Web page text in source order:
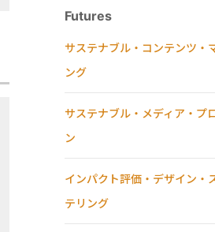
Futures
サステナブル・コンテンツ・
ング
サステナブル・メディア・プ
ン
インパクト評価・デザイン・
テリング